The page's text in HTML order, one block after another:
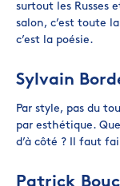
surtout les Russes
salon, c’est toute
c’est la poésie.
Sylvain
Par style, pas du
par esthétique.
d’à côté ? Il faut
Patrick